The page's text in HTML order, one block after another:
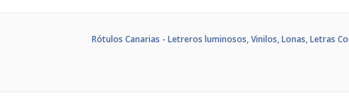
Rótulos Canarias - Letreros luminosos, Vinilos, Lonas, Letras